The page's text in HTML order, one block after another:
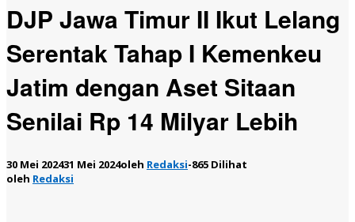
DJP Jawa Timur II Ikut Lelang
Serentak Tahap I Kemenkeu
Jatim dengan Aset Sitaan
Senilai Rp 14 Milyar Lebih
30 Mei 202431 Mei 2024oleh Redaksi-865 Dilihat
oleh Redaksi